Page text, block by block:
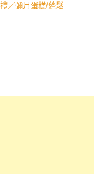
／彌月蛋糕/蓬鬆